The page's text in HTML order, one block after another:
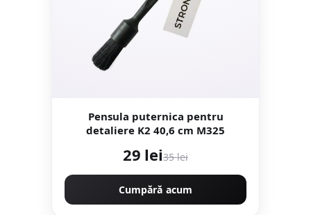
Pensula puternica pentru
detaliere K2 40,6 cm M325
29 lei35 lei
Cumpără acum